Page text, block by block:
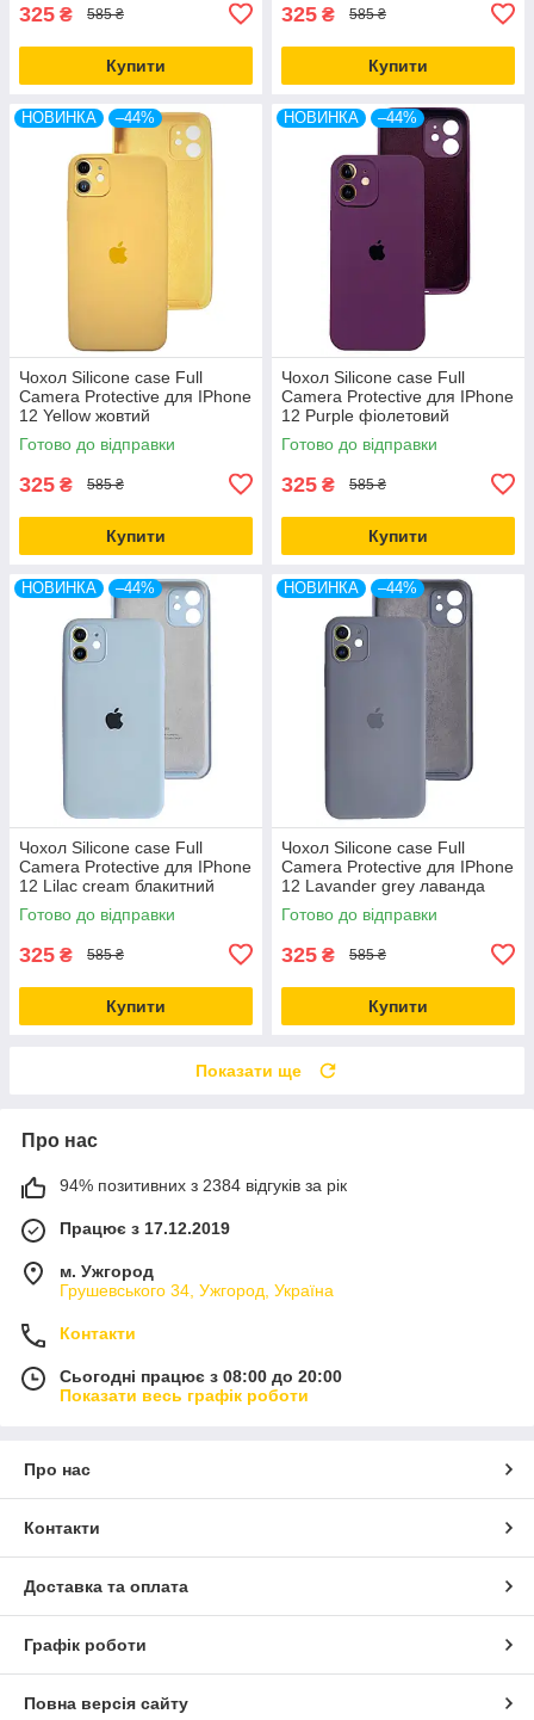
325 ₴ 585 ₴
Купити
325 ₴ 585 ₴
Купити
НОВИНКА –44%
Чохол Silicone case Full
Camera Protective для IPhone
12 Yellow жовтий
Готово до відправки
325 ₴ 585 ₴
Купити
НОВИНКА –44%
Чохол Silicone case Full
Camera Protective для IPhone
12 Purple фіолетовий
Готово до відправки
325 ₴ 585 ₴
Купити
НОВИНКА –44%
Чохол Silicone case Full
Camera Protective для IPhone
12 Lilac cream блакитний
Готово до відправки
325 ₴ 585 ₴
Купити
НОВИНКА –44%
Чохол Silicone case Full
Camera Protective для IPhone
12 Lavander grey лаванда
сірий
Готово до відправки
325 ₴ 585 ₴
Купити
Показати ще
Про нас
94% позитивних з 2384 відгуків за рік
Працює з 17.12.2019
м. Ужгород
Грушевського 34, Ужгород, Україна
Контакти
Сьогодні працює з 08:00 до 20:00
Показати весь графік роботи
Про нас
Контакти
Доставка та оплата
Графік роботи
Повна версія сайту